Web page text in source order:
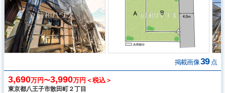
掲載画像39 点
3,690万円〜3,990万円＜税込＞
東京都八王子市散田町２丁目